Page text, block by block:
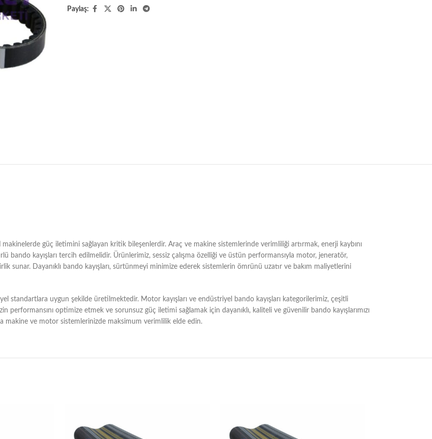
Paylaş:
güç iletimini sağlayan kritik bileşenlerdir. Araç ve makine sistemlerinde verimliliği artırmak, enerji kaybını
bando kayışları tercih edilmelidir. Ürünlerimiz, sessiz çalışma özelliği ve üstün performansıyla motor, jeneratör,
sunar. Dayanıklı bando kayışları, sürtünmeyi minimize ederek sistemlerin ömrünü uzatır ve bakım maliyetlerini
standartlara uygun şekilde üretilmektedir. Motor kayışları ve endüstriyel bando kayışları kategorilerimiz, çeşitli
optimize etmek ve sorunsuz güç iletimi sağlamak için dayanıklı, kaliteli ve güvenilir bando kayışlarımızı
makine ve motor sistemlerinizde maksimum verimlilik elde edin.